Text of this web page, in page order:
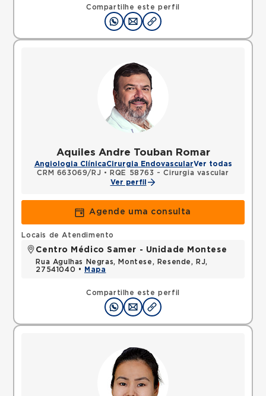
Compartilhe este perfil
Aquiles Andre Touban Romar
Angiologia ClínicaCirurgia EndovascularVer todas
CRM 663069/RJ •
RQE 58763 - Cirurgia vascular
Ver perfil
Agende uma consulta
Compartilhe este perfil
Locais de Atendimento
Centro Médico Samer - Unidade Montese
Rua Agulhas Negras, Montese, Resende, RJ,
27541040 •
Mapa